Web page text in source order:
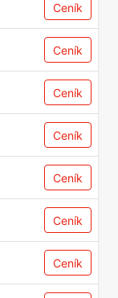
Ceník
Ceník
Ceník
Ceník
Ceník
Ceník
Ceník